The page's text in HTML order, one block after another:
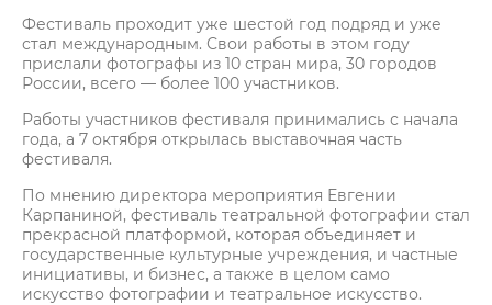
Фестиваль проходит уже шестой год подряд и уже
стал международным. Свои работы в этом году
прислали фотографы из 10 стран мира, 30 городов
России, всего — более 100 участников.
Работы участников фестиваля принимались с начала
года, а 7 октября открылась выставочная часть
фестиваля.
По мнению директора мероприятия Евгении
Карпаниной, фестиваль театральной фотографии стал
прекрасной платформой, которая объединяет и
государственные культурные учреждения, и частные
инициативы, и бизнес, а также в целом само
искусство фотографии и театральное искусство.